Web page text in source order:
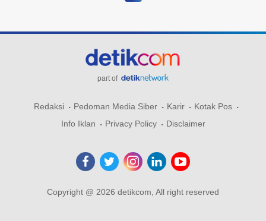
part of
Redaksi Pedoman Media Siber Karir
Kotak Pos
Info Iklan
Privacy Policy Disclaimer
Copyright @ 2026 detikcom, All right reserved